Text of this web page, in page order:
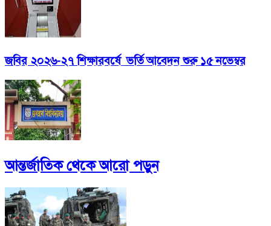
জবির ২০২৬-২৭ শিক্ষারবর্ষে ভর্তি আবেদন শুরু ১৫ নভেম্বর
আন্তর্জাতিকথেকে আরো পড়ুন